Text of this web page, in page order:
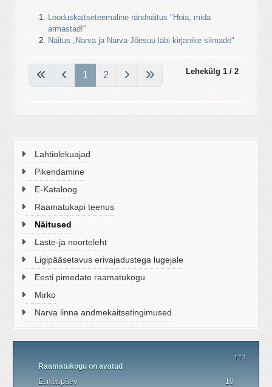
↑↑↑
Raamatukogu on avatud
Esmaspäev
10.00 - 19.00
Lahtiolekuajad
Pikendamine
E-Kataloog
Raamatukapi teenus
Näitused
Laste-ja noorteleht
Ligipääsetavus erivajadustega lugejale
Eesti pimedate raamatukogu
Mirko
Narva linna andmekaitsetingimused
Looduskaitseteemaline rändnäitus "Hoia, mida
armastad!"
Näitus „Narva ja Narva-Jõesuu läbi kirjanike silmade"
Lehekülg 1 / 2
1 2